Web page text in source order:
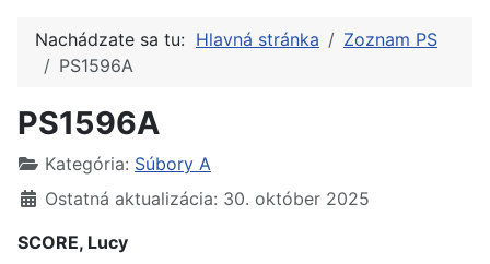
Nachádzate sa tu: Hlavná stránka
Zoznam PS
PS1596A
PS1596A
Kategória: Súbory A
Ostatná aktualizácia: 30. október 2025
SCORE, Lucy